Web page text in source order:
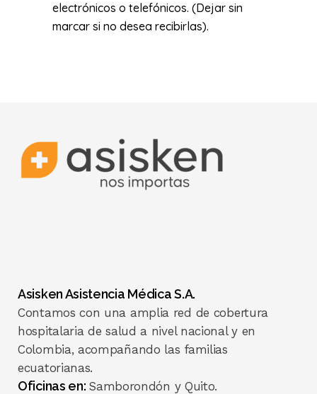
electrónicos o telefónicos. (Dejar sin
marcar si no desea recibirlas).
Asisken Asistencia Médica S.A.
Contamos con una amplia red de cobertura
hospitalaria de salud a nivel nacional y en
Colombia, acompañando las familias
ecuatorianas.
Oficinas en: Samborondón y Quito.